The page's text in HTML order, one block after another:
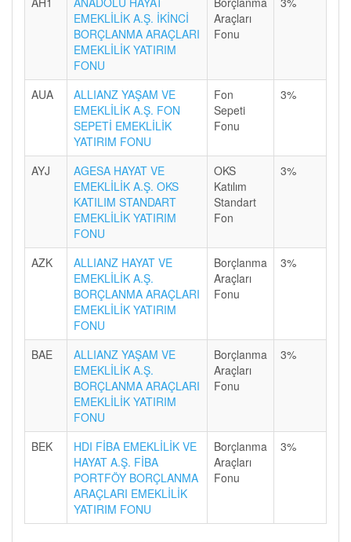
EMEKLİLİK A.Ş. İKİNCİ
BORÇLANMA ARAÇLARI
EMEKLİLİK YATIRIM
FONU
Araçları
Fonu
AUA
ALLIANZ YAŞAM VE
EMEKLİLİK A.Ş. FON
SEPETİ EMEKLİLİK
YATIRIM FONU
Fon
Sepeti
Fonu
3%
AYJ
AGESA HAYAT VE
EMEKLİLİK A.Ş. OKS
KATILIM STANDART
EMEKLİLİK YATIRIM
FONU
OKS
Katılım
Standart
Fon
3%
AZK
ALLIANZ HAYAT VE
EMEKLİLİK A.Ş.
BORÇLANMA ARAÇLARI
EMEKLİLİK YATIRIM
FONU
Borçlanma
Araçları
Fonu
3%
BAE
ALLIANZ YAŞAM VE
EMEKLİLİK A.Ş.
BORÇLANMA ARAÇLARI
EMEKLİLİK YATIRIM
FONU
Borçlanma
Araçları
Fonu
3%
BEK
HDI FİBA EMEKLİLİK VE
HAYAT A.Ş. FİBA
PORTFÖY BORÇLANMA
ARAÇLARI EMEKLİLİK
YATIRIM FONU
Borçlanma
Araçları
Fonu
3%